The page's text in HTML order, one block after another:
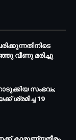
വീണു മരിച്ചു
സംഭവം;
ശ്രമിച്ച 19